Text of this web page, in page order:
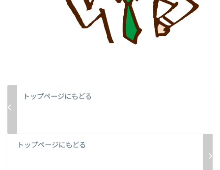
トップページにもどる
トップページにもどる